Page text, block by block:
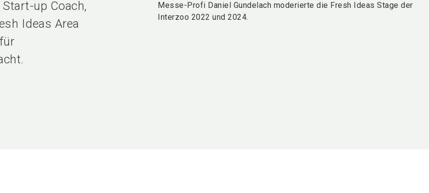
up Coach,
Ideas Area
Messe-Profi Daniel Gundelach moderierte die Fresh Ideas Stage der
Interzoo 2022 und 2024.